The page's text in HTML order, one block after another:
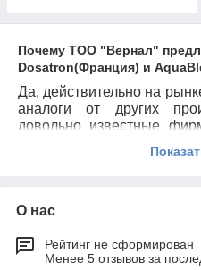
Почему ТОО "Вернал"
Dosatron(Франция) и
Да, действительно на
аналоги от других
довольно известные
Dosatron и AquaBlend.
значительно выше. На
результате, сталкиваясь
они переходили на
О нас
Рейтинг не сформирован
Менее 5 отзывов за